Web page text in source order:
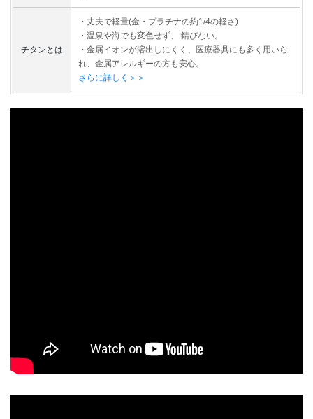
チタンとは
・丈夫で軽量(金・プラチナの約1/4の軽さ)
・温泉や海でも変色せず、 錆びない。
・金属イオンが溶出しにくく、医療器具にも多く用いら
れ、金属アレルギーの方も安心。
さらに詳しく＞＞